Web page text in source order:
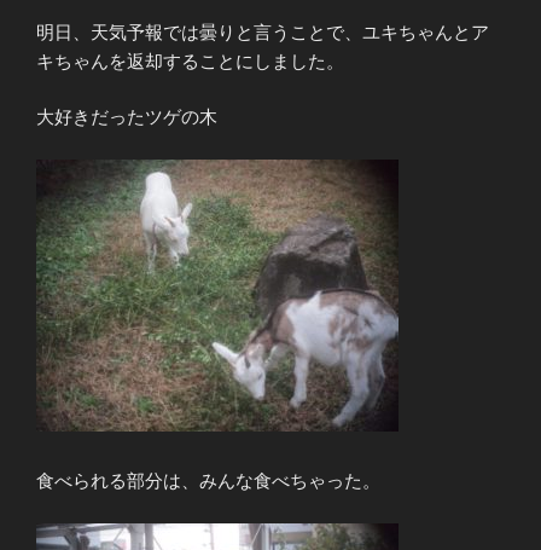
明日、天気予報では曇りと言うことで、ユキちゃんとア
キちゃんを返却することにしました。
大好きだったツゲの木
食べられる部分は、みんな食べちゃった。